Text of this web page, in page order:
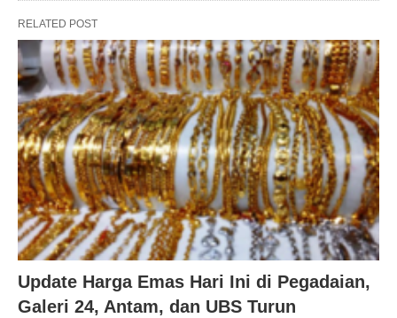
RELATED POST
Update Harga Emas Hari Ini di Pegadaian,
Galeri 24, Antam, dan UBS Turun